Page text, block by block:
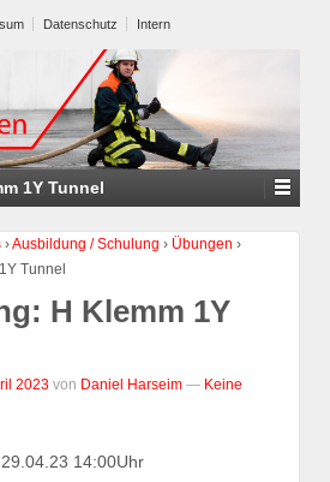
Datenschutz Intern
1Y Tunnel
›Ausbildung / Schulung › Übungen ›
Tunnel
H Klemm 1Y
2023 von Daniel Harseim — Keine
14:00Uhr